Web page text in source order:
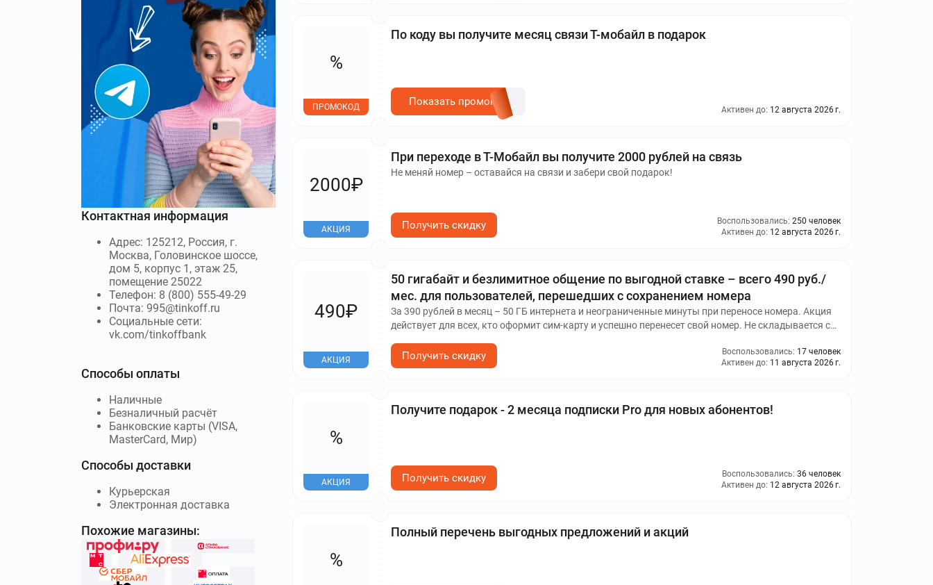
По коду вы получите месяц связи Т-мобайл в подарок
%
ПРОМОКОД Активен до: 12 августа 2026 г.
Показать промокод
При переходе в Т-Мобайл вы получите 2000 рублей на связь
Не меняй номер – оставайся на связи и забери свой подарок!
2000₽
АКЦИЯ
Воспользовались: 250 человек
Активен до: 12 августа 2026 г.
Получить скидку
50 гигабайт и безлимитное общение по выгодной ставке – всего 490 руб./
мес. для пользователей, перешедших с сохранением номера
За 390 рублей в месяц – 50 ГБ интернета и неограниченные минуты при переносе номера. Акция
действует для всех, кто оформит сим-карту и успешно перенесет свой номер. Не складывается с
490₽
АКЦИЯ
Воспользовались: 17 человек
Активен до: 11 августа 2026 г.
Получить скидку
Получите подарок - 2 месяца подписки Pro для новых абонентов!
%
АКЦИЯ
Воспользовались: 36 человек
Активен до: 12 августа 2026 г.
Получить скидку
Полный перечень выгодных предложений и акций
%
Контактная информация
Адрес: 125212, Россия, г.
Москва, Головинское шоссе,
дом 5, корпус 1, этаж 25,
помещение 25022
Телефон: 8 (800) 555-49-29
Почта: 995@tinkoff.ru
Социальные сети:
vk.com/tinkoffbank
Способы оплаты
Наличные
Безналичный расчёт
Банковские карты (VISA,
MasterCard, Мир)
Способы доставки
Курьерская
Электронная доставка
Похожие магазины: